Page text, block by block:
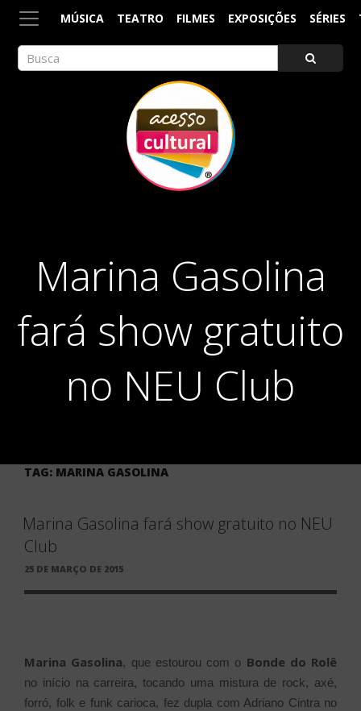
MÚSICA TEATRO FILMES EXPOSIÇÕES SÉRIES
Marina Gasolina
fará show gratuito
no NEU Club
TAG: MARINA GASOLINA
Marina Gasolina fará show gratuito no NEU
Club
PUBLICADO
25 DE MARÇO DE 2015
Marina Gasolina, que estourou com o Bonde do Rolê
no início na carreira, tocando uma mistura de rock, axé,
forró, folk e funk carioca, fez dupla com Adriano Cintra no